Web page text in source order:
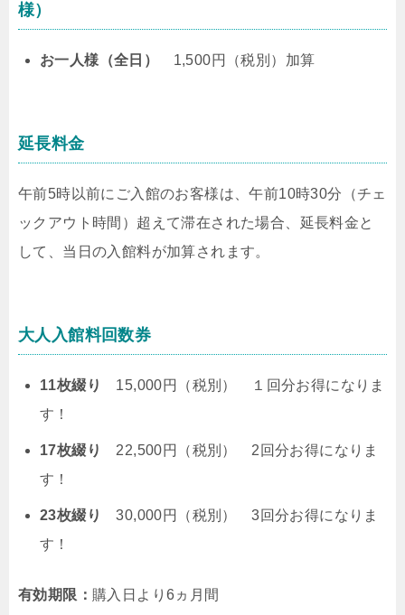
様）
お一人様（全日） 1,500円（税別）加算
延長料金
午前5時以前にご入館のお客様は、午前10時30分（チェ
ックアウト時間）超えて滞在された場合、延長料金と
して、当日の入館料が加算されます。
大人入館料回数券
11枚綴り
15,000円（税別） １回分お得になりま
す！
17枚綴り
22,500円（税別） 2回分お得になりま
す！
23枚綴り
30,000円（税別） 3回分お得になりま
す！
有効期限： 購入日より6ヵ月間